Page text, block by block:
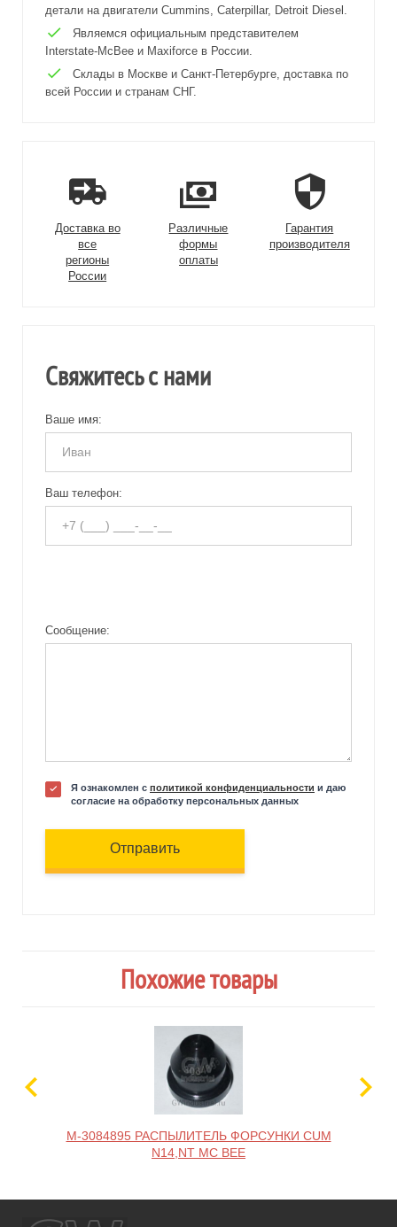
детали на двигатели Cummins, Caterpillar, Detroit Diesel.
Являемся официальным представителем
Interstate-McBee и Maxiforce в России.
Склады в Москве и Санкт-Петербурге, доставка по
всей России и странам СНГ.
Доставка во
все
регионы
России
Различные
формы
оплаты
Гарантия
производителя
Свяжитесь с нами
Ваше имя:
Ваш телефон:
Сообщение:
Я ознакомлен с политикой конфиденциальности и даю
согласие на обработку персональных данных
Отправить
Похожие товары
M-3084895 РАСПЫЛИТЕЛЬ ФОРСУНКИ CUM
N14,NT MC BEE